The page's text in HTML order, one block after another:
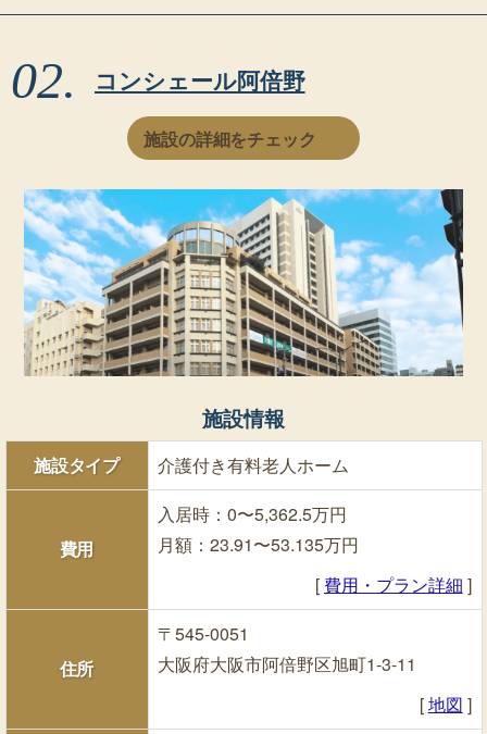
コンシェール阿倍野
施設の詳細をチェック
施設情報
施設タイプ 介護付き有料老人ホーム
費用
入居時：0〜5,362.5万円
月額：23.91〜53.135万円
[ 費用・プラン詳細 ]
住所
〒545-0051
大阪府大阪市阿倍野区旭町1-3-11
[地図 ]